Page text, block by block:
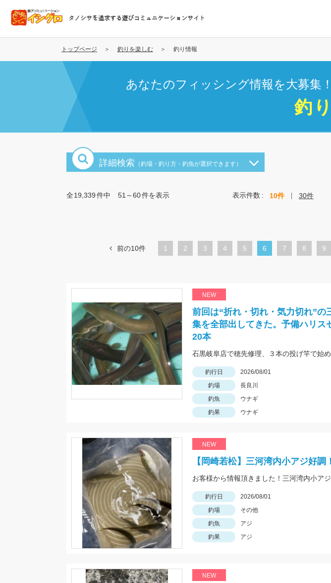
コ
テ
タノシサを追求する遊びコミュニケーションサイト
トップページ 釣りを楽しむ 釣り情報
あなたのフィッシング情報を大募集
釣
詳細検索 （釣場・釣り方・釣魚が選択できます）
全19,339件中 51～60件を表示 表示件数 10件 30件
前の10件 1
ペ
2
ペ
3
ペ
4
ペ
5
カ
ペ
ー
6
ペ
7
ペ
8
ペ
9
NEW
前回は“折れ・切れ・気力切れ”
集を全部出してきた。予備ハリス
20本
釣行日 2026/08/01
釣場
長良川
釣魚
ウナギ
釣果
ウナギ
NEW
【岡崎若松】三河湾内小アジ好調！
釣行日 2026/08/01
釣場
その他
釣魚
アジ
釣果
アジ
NEW